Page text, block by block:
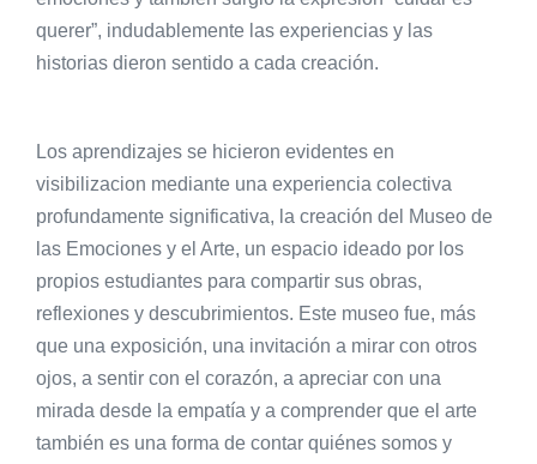
querer”, indudablemente las experiencias y las
historias dieron sentido a cada creación.
Los aprendizajes se hicieron evidentes en
visibilizacion mediante una experiencia colectiva
profundamente significativa, la creación del Museo de
las Emociones y el Arte, un espacio ideado por los
propios estudiantes para compartir sus obras,
reflexiones y descubrimientos. Este museo fue, más
que una exposición, una invitación a mirar con otros
ojos, a sentir con el corazón, a apreciar con una
mirada desde la empatía y a comprender que el arte
también es una forma de contar quiénes somos y